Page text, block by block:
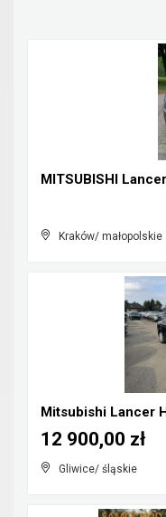
MITSUBISHI
Kraków/ małopolskie
Mitsubishi Lancer
Gliwice/ śląskie
12 900,00 zł